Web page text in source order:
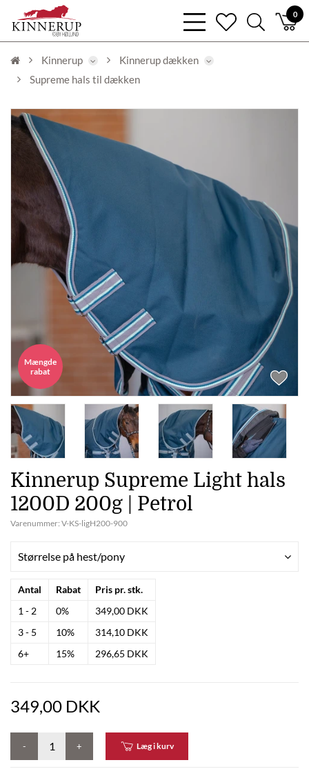
0
bars
light
heart
search
light
Kinnerup
Kinnerup dækken
Supreme hals til dækken
Mængde
rabat
Kinnerup Supreme Light hals
1200D 200g | Petrol
Varenummer: V-KS-ligH200-900
Størrelse på hest/pony
Antal Rabat
Pris pr. stk.
1 - 2
0%
349,00 DKK
3 - 5
10%
314,10 DKK
6+
15% 296,65 DKK
349,00 DKK
- + Læg i kurv